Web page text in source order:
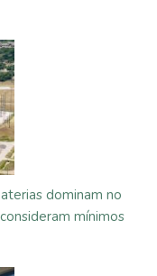
dominam no
mínimos